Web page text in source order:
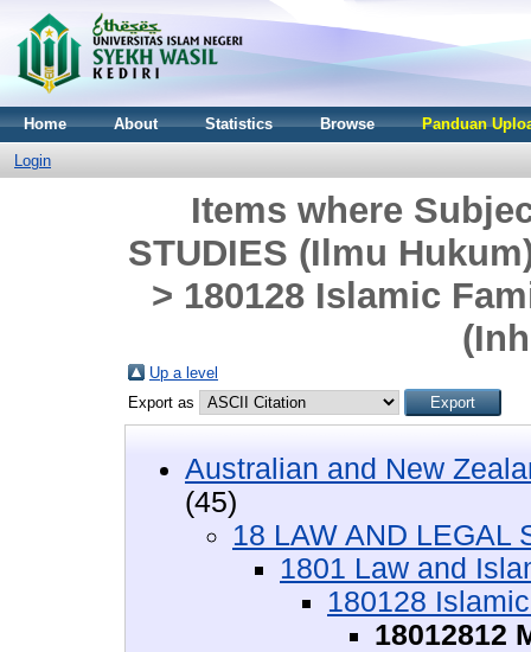
Home About Statistics Browse Panduan
Login
Items where
STUDIES (Ilmu
> 180128 Islamic
Up a level
Export as
Australian and New
(45)
18 LAW AND LEGAL
1801 Law and
180128
18012812